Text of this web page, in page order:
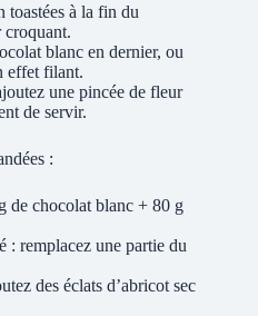
toastées à la fin du
croquant.
blanc en dernier, ou
effet filant.
une pincée de fleur
de servir.
:
de chocolat blanc + 80 g
: remplacez une partie du
des éclats d’abricot sec